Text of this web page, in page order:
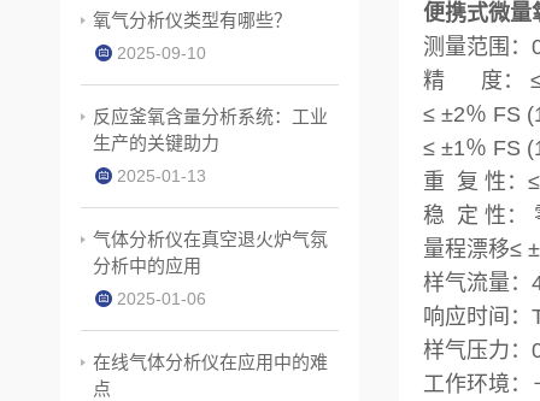
便携式微量
测量范围：
精 度： ≤
≤ ±2％ FS
≤ ±1％ FS
重 复 性：
稳 定 性：
量程漂移≤
样气流量：
响应时间：
样气压力：
工作环境
氧气分析仪类型有哪些？
2025-09-10
反应釜氧含量分析系统：工业
生产的关键助力
2025-01-13
气体分析仪在真空退火炉气氛
分析中的应用
2025-01-06
在线气体分析仪在应用中的难
点